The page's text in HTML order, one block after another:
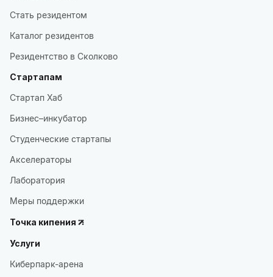
Стать резидентом
Каталог резидентов
Резидентство в Сколково
Стартапам
Стартап Хаб
Бизнес–инкубатор
Студенческие стартапы
Акселераторы
Лаборатория
Меры поддержки
Точка кипения
Услуги
Киберпарк-арена